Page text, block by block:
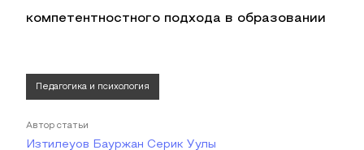
компетентностного подхода в образовании
Педагогика и психология
Автор статьи
Изтилеуов Бауржан Серик Уулы